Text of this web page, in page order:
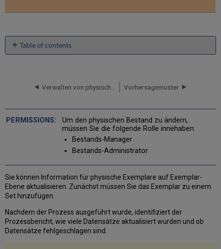
Table of contents
No
Vorhersagemuster
Um den physischen Bestand zu ändern,
müssen Sie die folgende Rolle innehaben:
Bestands-Manager
Bestands-Administrator
Sie können Information für physische Exemplare auf Exemplar-
Ebene aktualisieren. Zunächst müssen Sie das Exemplar zu einem
Set hinzufügen.
Nachdem der Prozess ausgeführt wurde, identifiziert der
Prozessbericht, wie viele Datensätze aktualisiert wurden und ob
Datensätze fehlgeschlagen sind.